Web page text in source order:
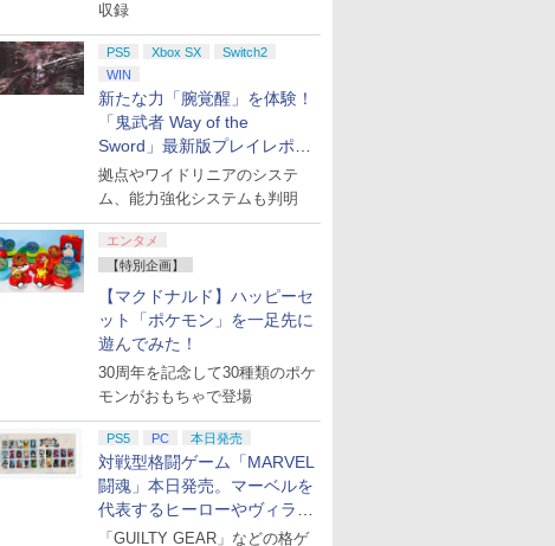
収録
PS5 Xbox SX
Switch2
WIN
新たな力「腕覚醒」を体験！
「鬼武者 Way of the
Sword」最新版プレイレポー
ト
拠点やワイドリニアのシステ
ム、能力強化システムも判明
エンタメ
【特別企画】
【マクドナルド】ハッピーセ
ット「ポケモン」を一足先に
遊んでみた！
30周年を記念して30種類のポケ
モンがおもちゃで登場
PS5 PC 本日発売
対戦型格闘ゲーム「MARVEL
闘魂」本日発売。マーベルを
代表するヒーローやヴィラン
たちが登場
「GUILTY GEAR」などの格ゲ